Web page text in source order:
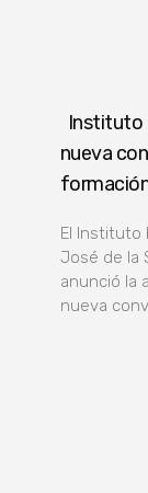
Instituto
nueva
El Instituto
José de la
anunció la
nueva